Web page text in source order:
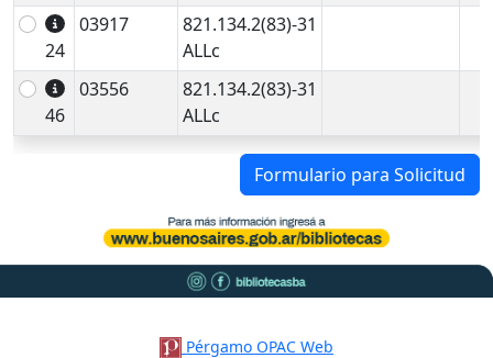
24
03917
821.134.2(83)-31
ALLc
46
03556
821.134.2(83)-31
ALLc
Formulario para Solicitud
Pérgamo OPAC Web